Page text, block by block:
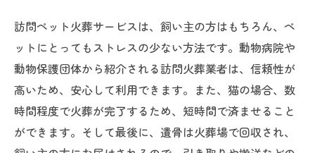
訪問ペット火葬サービスは、飼い主の方はもちろん、ペ
ットにとってもストレスの少ない方法です。動物病院や
動物保護団体から紹介される訪問火葬業者は、信頼性が
高いため、安心して利用できます。また、猫の場合、数
時間程度で火葬が完了するため、短時間で済ませること
ができます。そして最後に、遺骨は火葬場で回収され、